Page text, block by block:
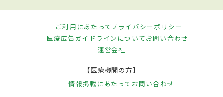
ご利用にあたってプライバシーポリシー
医療広告ガイドラインについてお問い合わせ
運営会社
【医療機関の方】
情報掲載にあたって お問い合わせ